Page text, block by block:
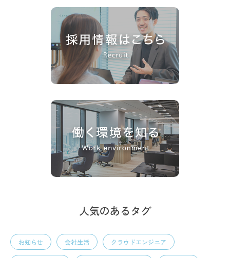
人気のあるタグ
お知らせ 会社生活 クラウドエンジニア